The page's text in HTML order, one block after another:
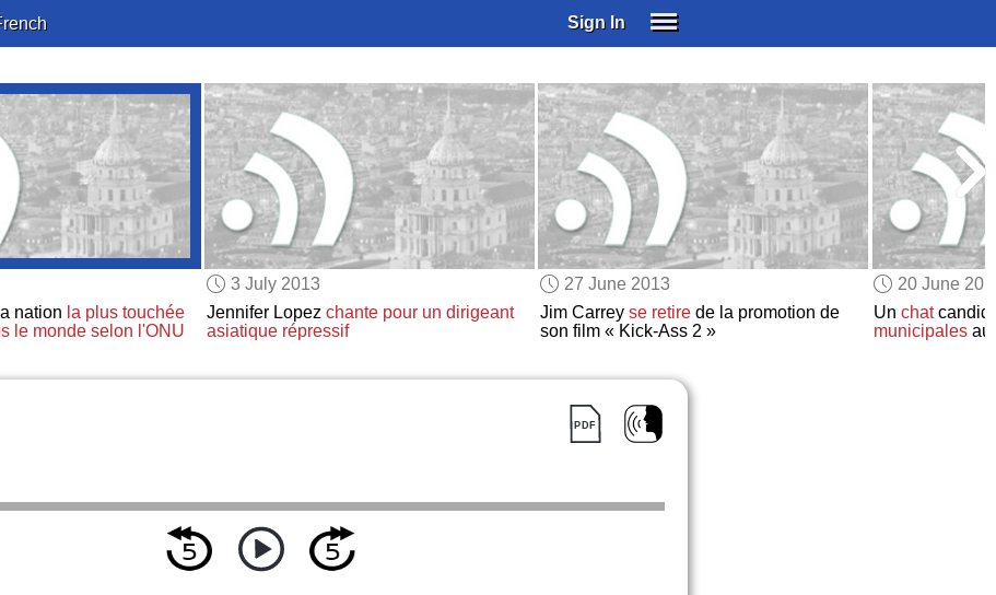
Sign In
SUBSCRIBE
EDUCATIONAL LICENSES
GIFT CARDS
OTHER LANGUAGES
ABOUT US
ALEXA
ADJUST COLORS
nation la plus touchée
le monde selon l'ONU
3 July 2013
Jennifer Lopez chante pour un dirigeant
asiatique répressif
27 June 2013
Jim Carrey se retirede la promotion de
son film « Kick-Ass 2 »
20 June
Unchat
municipales au